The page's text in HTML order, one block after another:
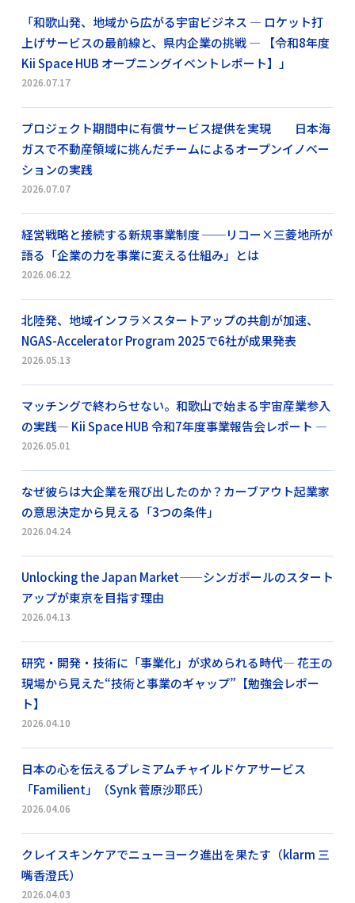
「和歌山発、地域から広がる宇宙ビジネス ― ロケット打
上げサービスの最前線と、県内企業の挑戦 ― 【令和8年度
Kii Space HUB オープニングイベントレポート】」
2026.07.17
プロジェクト期間中に有償サービス提供を実現 日本海
ガスで不動産領域に挑んだチームによるオープンイノベー
ションの実践
2026.07.07
経営戦略と接続する新規事業制度 ──リコー×三菱地所が
語る「企業の力を事業に変える仕組み」とは
2026.06.22
北陸発、地域インフラ×スタートアップの共創が加速、
NGAS-Accelerator Program 2025で6社が成果発表
2026.05.13
マッチングで終わらせない。和歌山で始まる宇宙産業参入
の実践― Kii Space HUB 令和7年度事業報告会レポート ―
2026.05.01
なぜ彼らは大企業を飛び出したのか？カーブアウト起業家
の意思決定から見える「3つの条件」
2026.04.24
Unlocking the Japan Market——シンガポールのスタート
アップが東京を目指す理由
2026.04.13
研究・開発・技術に「事業化」が求められる時代― 花王の
現場から見えた“技術と事業のギャップ”【勉強会レポー
ト】
2026.04.10
日本の心を伝えるプレミアムチャイルドケアサービス
「Familient」（Synk 菅原沙耶氏）
2026.04.06
クレイスキンケアでニューヨーク進出を果たす（klarm 三
嘴香澄氏）
2026.04.03